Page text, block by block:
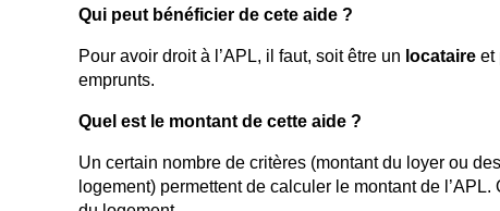
Qui peut bénéficier de cete aide ?
Pour avoir droit à l’APL, il faut, soit être un locataire et
emprunts.
Quel est le montant de cette aide ?
Un certain nombre de critères (montant du loyer ou
logement) permettent de calculer le montant de